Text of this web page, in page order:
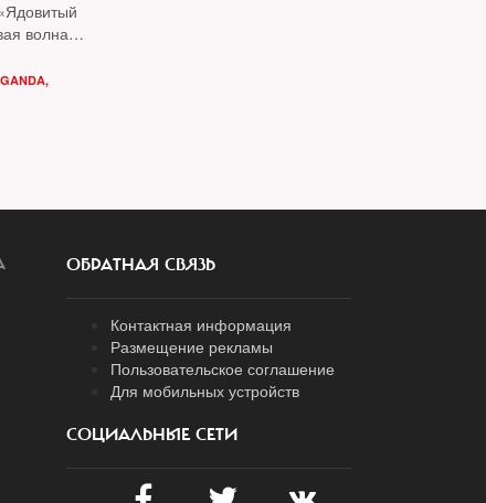
волна
,
ОБРАТНАЯ СВЯЗЬ
Контактная информация
Размещение рекламы
Пользовательское соглашение
Для мобильных устройств
СОЦИАЛЬНЫЕ СЕТИ